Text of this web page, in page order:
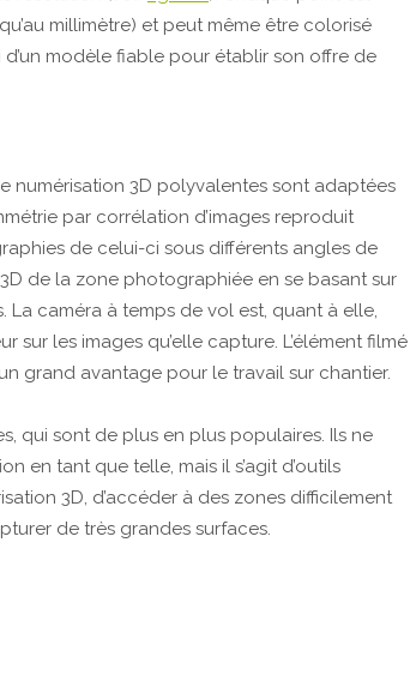
millimètre) et peut même être colorisé
modèle fiable pour établir son offre de
numérisation 3D polyvalentes sont adaptées
par corrélation d’images reproduit
de celui-ci sous différents angles de
de la zone photographiée en se basant sur
La caméra à temps de vol est, quant à elle,
les images qu’elle capture. L’élément filmé
grand avantage pour le travail sur chantier.
qui sont de plus en plus populaires. Ils ne
en tant que telle, mais il s’agit d’outils
3D, d’accéder à des zones difficilement
de très grandes surfaces.